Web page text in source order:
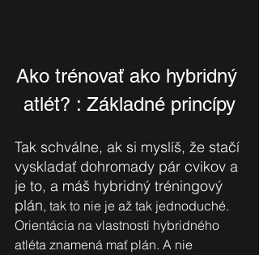
Ako trénovať ako hybridný
atlét? : Základné princípy
Tak schválne, ak si myslíš, že stačí
vyskladať dohromady pár cvikov a
je to, a máš hybridný tréningový
plán, tak to nie je až tak jednoduché.
Orientácia na vlastnosti hybridného
atléta znamená mať plán. A nie